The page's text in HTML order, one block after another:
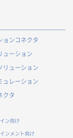
め
公庁の方に関す
必要な対応およ
ョンコネクタ
ューション
リューション
ュレーション
クタ
ン向け
ンメント向け